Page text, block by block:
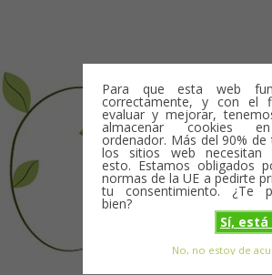
Para que esta web
correctamente, y con el
evaluar y mejorar,
almacenar cookies
ordenador. Más del 90% de
los sitios web necesitan
esto. Estamos obligados
normas de la UE a pedirte
tu consentimiento. ¿Te
bien?
Sí,
No, no estoy de